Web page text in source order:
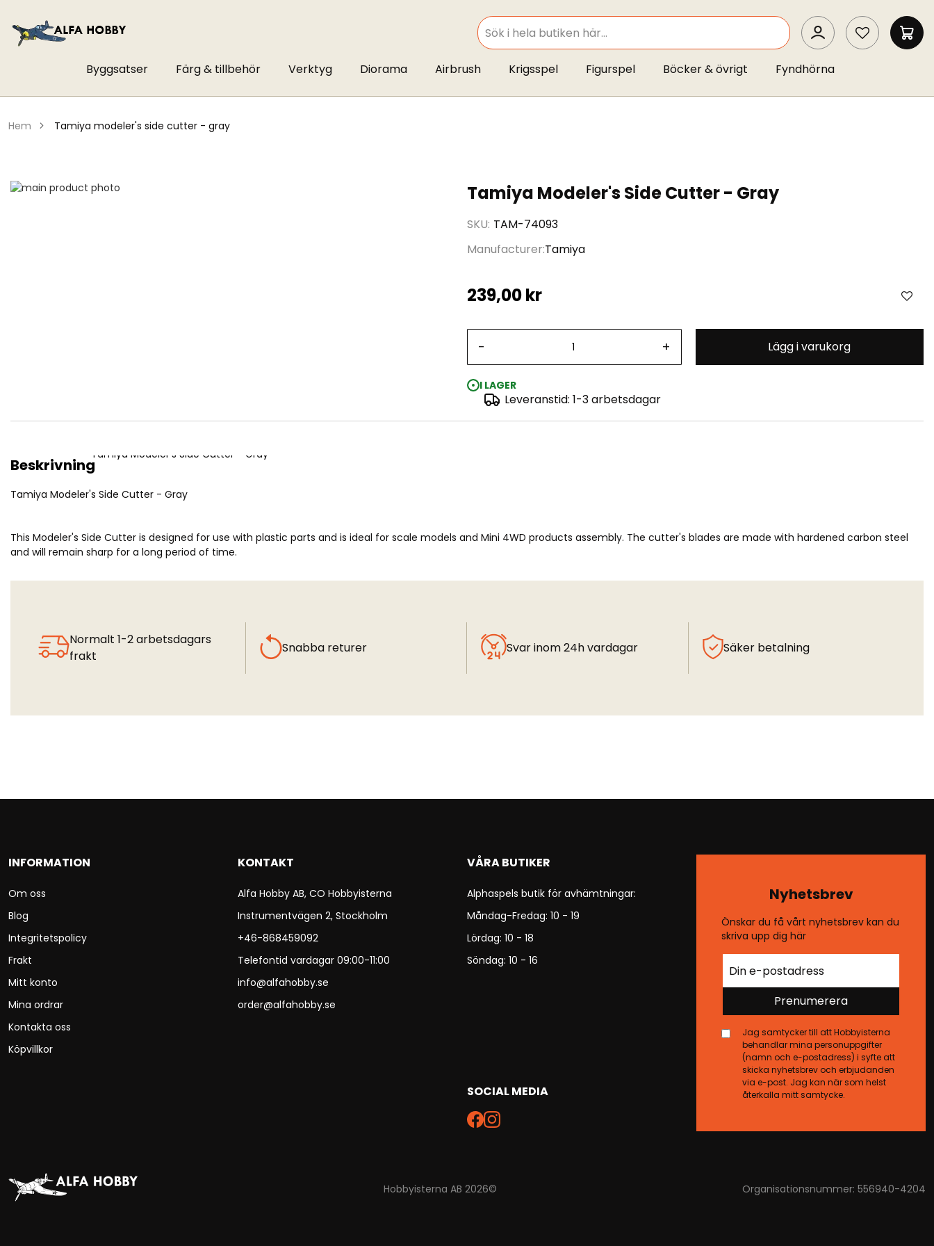
SEARCH
SEARCH
MIN
Byggsatser Färg & tillbehör Verktyg Diorama Airbrush Krigsspel Figurspel Böcker & övrigt Fyndhörna
hem tamiya modeler's side cutter - gray
Tamiya Modeler's Side Cutter - Gray
SKU TAM-74093
Manufacturer Tamiya
239,00 kr
- + Lägg i varukorg
I LAGER
Leveranstid: 1-3 arbetsdagar
Hoppa
Tamiya Modeler's Side Cutter - Gray
Beskrivning
Tamiya Modeler's Side Cutter - Gray
This Modeler's Side Cutter is designed for use with plastic parts and is ideal for scale models and Mini 4WD products assembly. The cutter's blades are made with hardened carbon steel
and will remain sharp for a long period of time.
Normalt 1-2 arbetsdagars
frakt
Snabba returer Svar inom 24h vardagar Säker betalning
INFORMATION
Om oss
Blog
Integritetspolicy
Frakt
Mitt konto
Mina ordrar
Kontakta oss
Köpvillkor
KONTAKT
Alfa Hobby AB, CO Hobbyisterna
Instrumentvägen 2, Stockholm
+46-868459092
Telefontid vardagar 09:00-11:00
info@alfahobby.se
order@alfahobby.se
VÅRA BUTIKER
Alphaspels butik för avhämtningar:
Måndag-Fredag: 10 - 19
Lördag: 10 - 18
Söndag: 10 - 16
SOCIAL MEDIA
Nyhetsbrev
Önskar du få vårt nyhetsbrev kan du
skriva upp dig här
Prenumerera
Jag samtycker till att Hobbyisterna
behandlar mina personuppgifter
(namn och e-postadress) i syfte att
skicka nyhetsbrev och erbjudanden
via e-post. Jag kan när som helst
återkalla mitt samtycke.
Hobbyisterna AB 2026© Organisationsnummer: 556940-4204